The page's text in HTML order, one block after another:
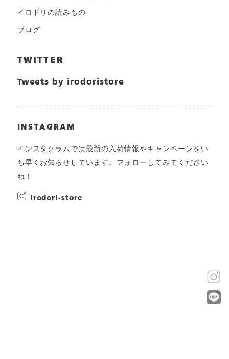
イロドリの読みもの
ブログ
TWITTER
Tweets by irodoristore
INSTAGRAM
インスタグラムでは最新の入荷情報やキャンペーンをい
ち早くお知らせしています。フォローしてみてください
ね！
irodori-store